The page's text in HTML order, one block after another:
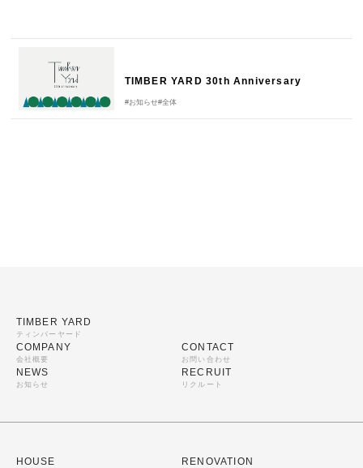
TIMBER YARD 30th Anniversary
#お知らせ#全体
TIMBER YARD
ティンバーヤード
COMPANY
会社概要
NEWS
お知らせ
CONTACT
お問い合わせ
RECRUIT
リクルート
HOUSE RENOVATION